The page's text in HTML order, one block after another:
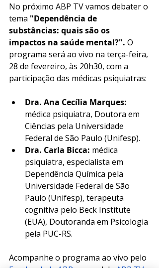
No próximo ABP TV vamos debater o
tema "Dependência de
substâncias: quais são os
impactos na saúde mental?". O
programa será ao vivo na terça-feira,
28 de fevereiro, às 20h30, com a
participação das médicas psiquiatras:
Dra. Ana Cecília Marques:
médica psiquiatra, Doutora em
Ciências pela Universidade
Federal de São Paulo (Unifesp).
Dra. Carla Bicca: médica
psiquiatra, especialista em
Dependência Química pela
Universidade Federal de São
Paulo (Unifesp), terapeuta
cognitiva pelo Beck Institute
(EUA), Doutoranda em Psicologia
pela PUC-RS.
Acompanhe o programa ao vivo pelo
Facebook da ABP , o canal da
ABP TV